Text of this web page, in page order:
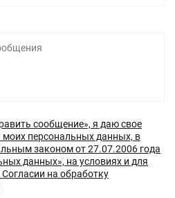
сообщение», я даю свое
моих персональных данных, в
законом от 27.07.2006 года
данных», на условиях и для
на обработку